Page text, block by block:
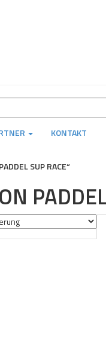
KONTAKT
SUP RACE“